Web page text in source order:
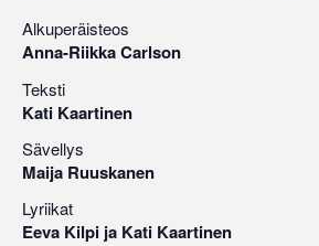
Alkuperäisteos
Anna-Riikka Carlson
Teksti
Kati Kaartinen
Sävellys
Maija Ruuskanen
Lyriikat
Eeva Kilpi ja Kati Kaartinen